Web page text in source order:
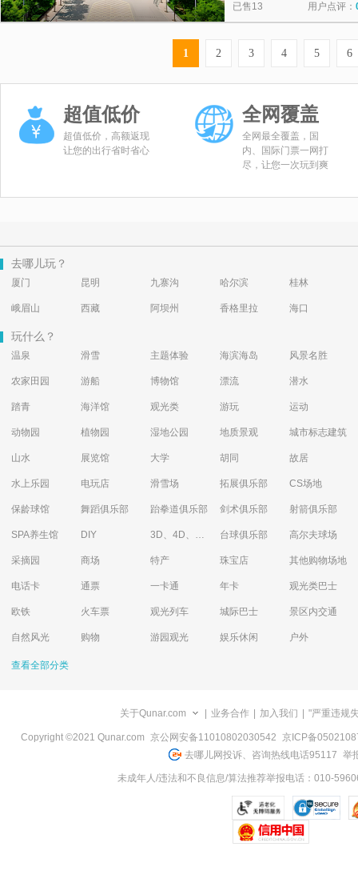
已售13 用户点评：
1 2 3 4 5 6
超值低价
超值低价，高额返现
让您的出行省时省心
全网覆盖
全网最全覆盖，国
内、国际门票一网打
尽，让您一次玩到爽
去哪儿玩？
厦门 昆明 九寨沟 哈尔滨 桂林
峨眉山 西藏 阿坝州 香格里拉 海口
玩什么？
温泉 滑雪 主题体验 海滨海岛 风景名胜
农家田园 游船 博物馆 漂流 潜水
踏青 海洋馆 观光类 游玩 运动
动物园 植物园 湿地公园 地质景观 城市标志建筑
山水 展览馆 大学 胡同 故居
水上乐园 电玩店 滑雪场 拓展俱乐部 CS场地
保龄球馆 舞蹈俱乐部 跆拳道俱乐部 剑术俱乐部 射箭俱乐部
SPA养生馆 DIY 3D、4D、5D艺术体验馆 台球俱乐部 高尔夫球场
采摘园 商场 特产 珠宝店 其他购物场地
电话卡 通票 一卡通 年卡 观光类巴士
欧铁 火车票 观光列车 城际巴士 景区内交通
自然风光 购物 游园观光 娱乐休闲 户外
查看全部分类
关于Qunar.com 业务合作 加入我们 "严重违规
Copyright ©2021 Qunar.com 京公网安备11010802030542 京ICP备
去哪儿网投诉、咨询热线电话95117 举
未成年人/违法和不良信息/算法推荐举报电话：010-